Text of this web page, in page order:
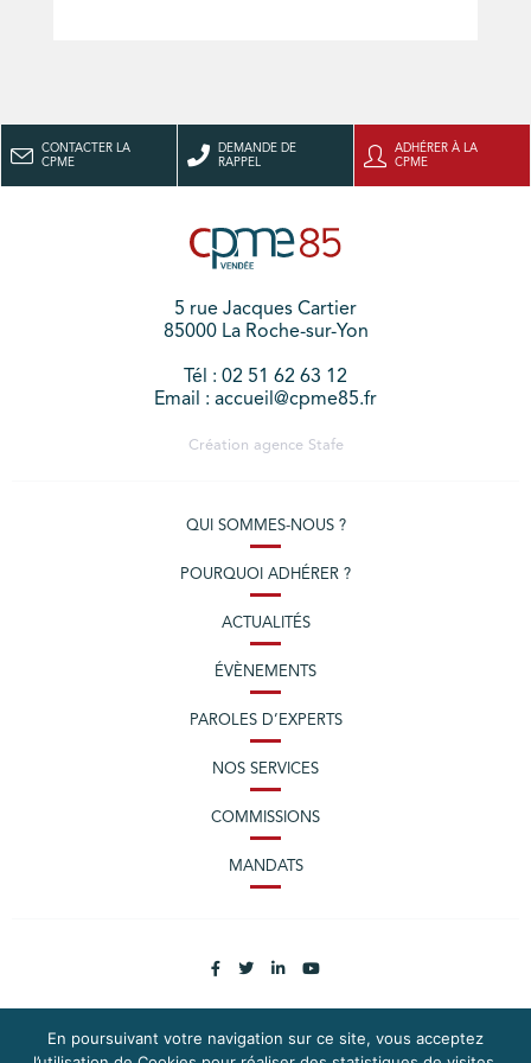
CONTACTER LA
CPME
DEMANDE DE
RAPPEL
ADHÉRER À LA
CPME
5 rue Jacques Cartier
85000 La Roche-sur-Yon
Tél : 02 51 62 63 12
Email : accueil@cpme85.fr
Création agence Stafe
QUI SOMMES-NOUS ?
POURQUOI ADHÉRER ?
ACTUALITÉS
ÉVÈNEMENTS
PAROLES D’EXPERTS
NOS SERVICES
COMMISSIONS
MANDATS
En poursuivant votre navigation sur ce site, vous acceptez